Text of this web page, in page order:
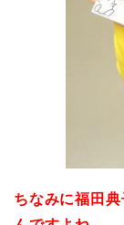
ちなみに福田